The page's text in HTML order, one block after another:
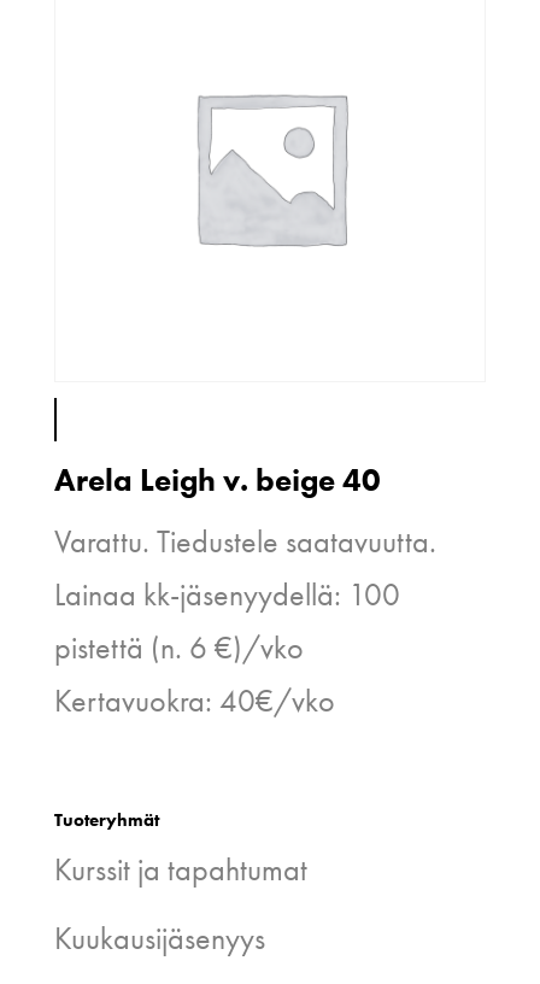
Arela Leigh v. beige 40
Varattu. Tiedustele saatavuutta.
Lainaa kk-jäsenyydellä: 100
pistettä (n. 6 €)/vko
Kertavuokra: 40€/vko
Tuoteryhmät
Kurssit ja tapahtumat
Kuukausijäsenyys